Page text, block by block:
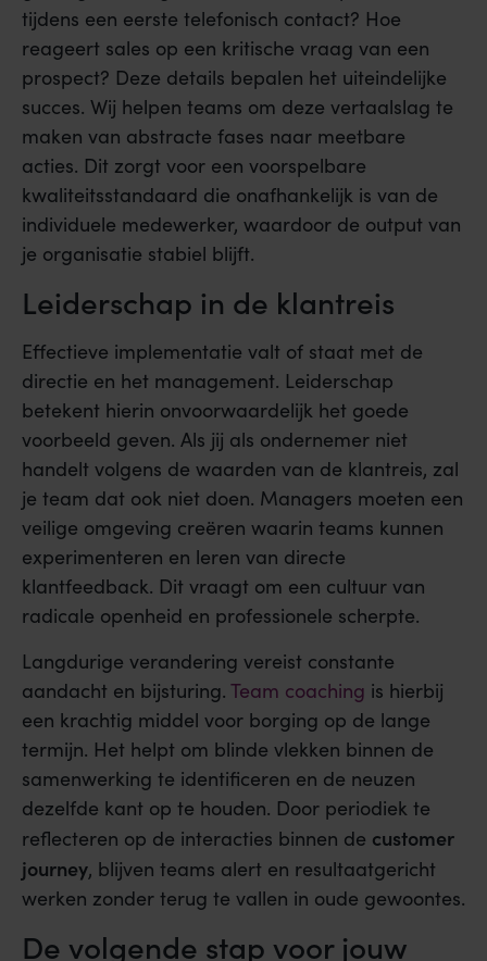
tijdens een eerste telefonisch contact? Hoe
reageert sales op een kritische vraag van een
prospect? Deze details bepalen het uiteindelijke
succes. Wij helpen teams om deze vertaalslag te
maken van abstracte fases naar meetbare
acties. Dit zorgt voor een voorspelbare
kwaliteitsstandaard die onafhankelijk is van de
individuele medewerker, waardoor de output van
je organisatie stabiel blijft.
Leiderschap in de klantreis
Effectieve implementatie valt of staat met de
directie en het management. Leiderschap
betekent hierin onvoorwaardelijk het goede
voorbeeld geven. Als jij als ondernemer niet
handelt volgens de waarden van de klantreis, zal
je team dat ook niet doen. Managers moeten een
veilige omgeving creëren waarin teams kunnen
experimenteren en leren van directe
klantfeedback. Dit vraagt om een cultuur van
radicale openheid en professionele scherpte.
Langdurige verandering vereist constante
aandacht en bijsturing. Team coaching is hierbij
een krachtig middel voor borging op de lange
termijn. Het helpt om blinde vlekken binnen de
samenwerking te identificeren en de neuzen
dezelfde kant op te houden. Door periodiek te
reflecteren op de interacties binnen de customer
journey, blijven teams alert en resultaatgericht
werken zonder terug te vallen in oude gewoontes.
De volgende stap voor jouw